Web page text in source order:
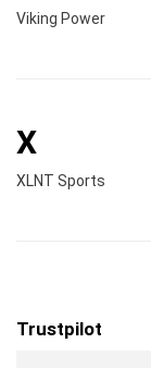
Viking Power
X
XLNT Sports
Trustpilot